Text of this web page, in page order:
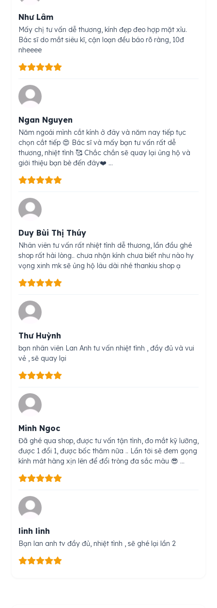
Như Lâm
Mấy chị tư vấn dễ thương, kính đẹp đeo hợp mặt xỉu.
Bác sĩ do mắt siêu kĩ, cận loạn đều báo rõ ràng, 10đ
nheeee
Ngan Nguyen
Năm ngoái mình cắt kính ở đây và năm nay tiếp tục
chọn cắt tiếp 😍 Bác sĩ và mấy bạn tư vấn rất dễ
thương, nhiệt tình 🥰 Chắc chắn sẽ quay lại ủng hộ và
giới thiệu bạn bè đến đây❤️ …
Duy Bùi Thị Thúy
Nhân viên tư vấn rất nhiệt tình dễ thương, lần đầu ghé
shop rất hài lòng.. chưa nhận kính chưa biết như nào hy
vọng xinh mk sẽ ủng hộ lâu dài nhé thankiu shop ạ
Thư Huỳnh
bạn nhân viên Lan Anh tư vấn nhiệt tình , đầy đủ và vui
vẻ , sẽ quay lại
Minh Ngoc
Đã ghé qua shop, được tư vấn tận tình, đo mắt kỹ lưỡng,
được 1 đổi 1, được bốc thăm nữa .. Lần tới sẽ đem gọng
kính mát hàng xịn lên để đổi tròng đa sắc màu 😎 …
linh linh
Bạn lan anh tv đầy đủ, nhiệt tình , sẽ ghé lại lần 2